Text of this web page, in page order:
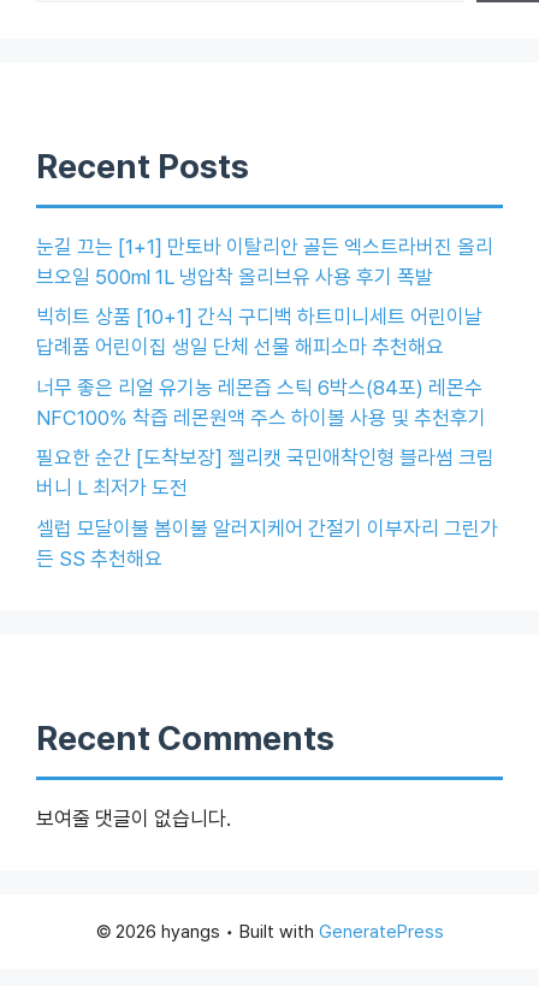
Recent Posts
눈길 끄는 [1+1] 만토바 이탈리안 골든 엑스트라버진 올리
브오일 500ml 1L 냉압착 올리브유 사용 후기 폭발
빅히트 상품 [10+1] 간식 구디백 하트미니세트 어린이날
답례품 어린이집 생일 단체 선물 해피소마 추천해요
너무 좋은 리얼 유기농 레몬즙 스틱 6박스(84포) 레몬수
NFC100% 착즙 레몬원액 주스 하이볼 사용 및 추천후기
필요한 순간 [도착보장] 젤리캣 국민애착인형 블라썸 크림
버니 L 최저가 도전
셀럽 모달이불 봄이불 알러지케어 간절기 이부자리 그린가
든 SS 추천해요
Recent Comments
보여줄 댓글이 없습니다.
© 2026 hyangs • Built with GeneratePress